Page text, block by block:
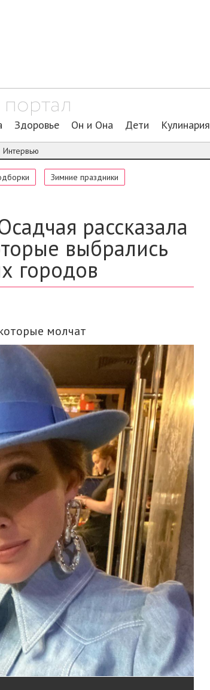
Здоровье Он и Она Дети Кулинария
Интервью
Зимние праздники
рассказала
выбрались
городов
молчат